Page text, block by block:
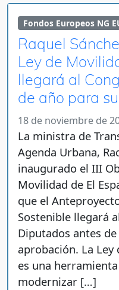
Fondos Europeos NG
Raquel
Ley de
llegará al
de año para
18 de noviembre de
La ministra de
Agenda Urbana,
inaugurado el III
Movilidad de El
que el
Sostenible llegará
Diputados antes
aprobación. La
es una
modernizar […]